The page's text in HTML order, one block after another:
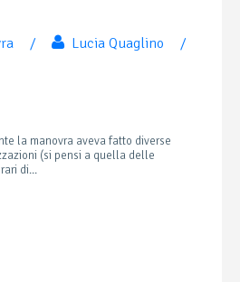
/ Lucia Quaglino
/
la manovra aveva fatto diverse
(si pensi a quella delle
di...